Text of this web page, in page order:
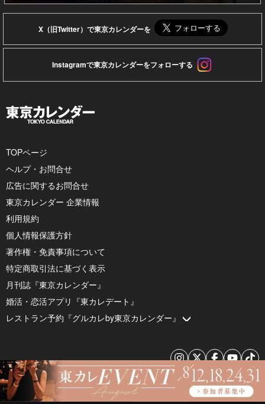
X（旧Twitter）で東京カレンダーを
Instagramで東京カレンダーをフォローする
TOPページ
ヘルプ・お問合せ
広告に関するお問合せ
東京カレンダー 企業情報
利用規約
個人情報保護方針
著作権・免責事項について
特定商取引法に基づく表示
月刊誌『東京カレンダー』
婚活・恋活アプリ『東カレデート』
レストラン予約『グルカレby東京カレンダー』
© 2026 by Tokyo Calendar, Inc.